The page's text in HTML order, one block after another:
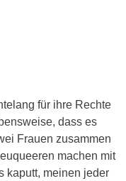
für ihre Rechte
dass es
Frauen zusammen
machen mit
kaputt, meinen jeder